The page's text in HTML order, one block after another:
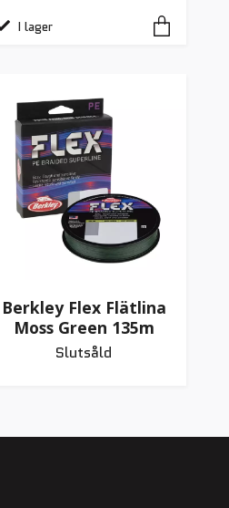
I lager
Berkley Flex Flätlina
Moss Green 135m
Slutsåld